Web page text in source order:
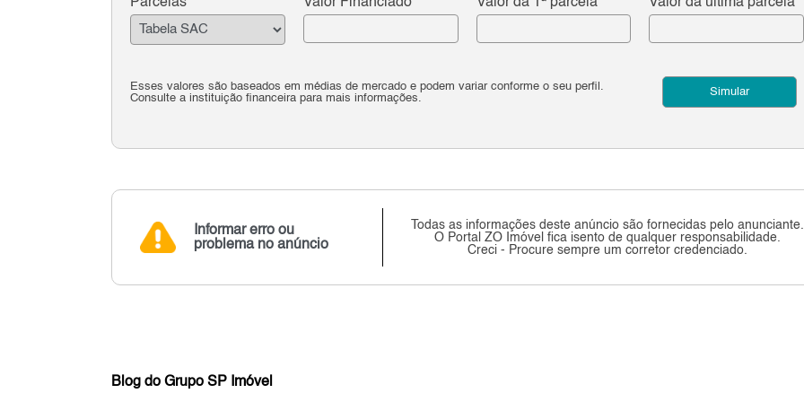
Esses valores são baseados em médias de mercado e podem variar conforme o seu perfil.
Consulte a instituição financeira para mais informações.
Simular
Informar erro ou
problema no anúncio
Todas as informações deste anúncio são fornecidas pelo anunciante.
O Portal ZO Imóvel fica isento de qualquer responsabilidade.
Creci - Procure sempre um corretor credenciado.
Blog do Grupo SP Imóvel